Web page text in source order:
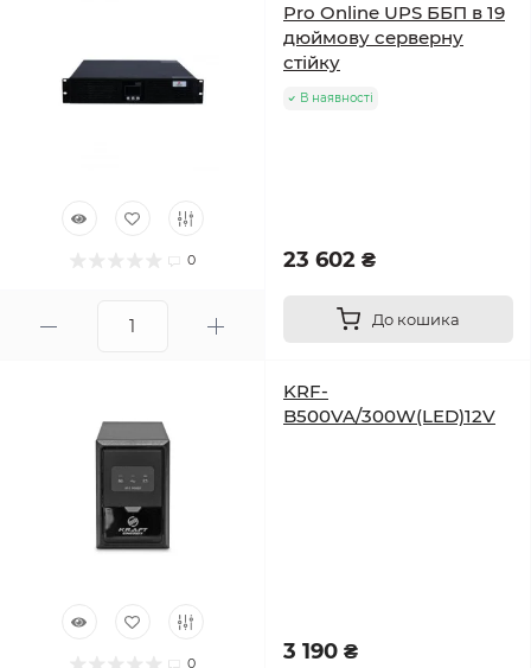
0
Pro Online UPS ББП в 19
дюймову серверну
стійку
В наявності
23 602 ₴
До кошика
0
KRF-
B500VA/300W(LED)12V
3 190 ₴